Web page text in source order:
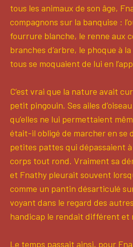
tous les animaux de son âge,
compagnons sur la banquise :
fourrure blanche, le renne aux
branches d’arbre, le phoque à
tous se moquaient de lui en
C’est vrai que la nature avait
petit pingouin. Ses ailes
qu’elles ne lui permettaient
était-il obligé de marcher en se
petites pattes qui dépassaient à
corps tout rond. Vraiment sa
et Fnathy pleurait souvent
comme un pantin désarticulé
voyant dans le regard des
handicap le rendait différent et
Le temps passait ainsi, pour